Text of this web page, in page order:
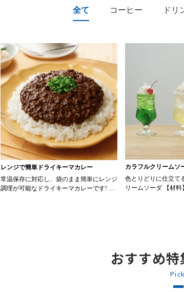
全て コーヒー ドリ
レンジで簡単ドライキーマカレー
常温保存に対応し、袋のまま簡単にレンジ
調理が可能なドライキーマカレーです! ト
カラフルクリームソ
色とりどりに仕立て
リームソーダ 【材料】 ・0000341433 ス
1. グラスに氷をた
ロップ30ml、炭酸
ラーで軽く混ぜる。 2. ホイップクリーム
20gとサクランボを
おすすめ